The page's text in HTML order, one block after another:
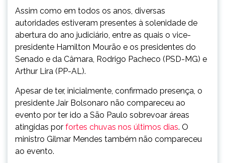
Assim como em todos os anos, diversas
autoridades estiveram presentes à solenidade de
abertura do ano judiciário, entre as quais o vice-
presidente Hamilton Mourão e os presidentes do
Senado e da Câmara, Rodrigo Pacheco (PSD-MG) e
Arthur Lira (PP-AL).
Apesar de ter, inicialmente, confirmado presença, o
presidente Jair Bolsonaro não compareceu ao
evento por ter ido a São Paulo sobrevoar áreas
atingidas por fortes chuvas nos últimos dias. O
ministro Gilmar Mendes também não compareceu
ao evento.